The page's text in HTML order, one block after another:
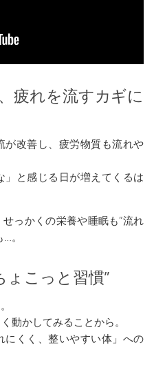
疲れを流すカギに
が改善し、疲労物質も流れや
」と感じる日が増えてくるは
っかくの栄養や睡眠も”流れ
。
ょこっと習慣”
動かしてみることから。
にくく、整いやすい体」への